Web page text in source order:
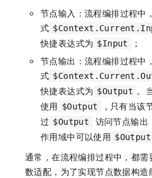
节点输入：流程编排过程中
式
快捷表达式为 $Input
；
节点输出：流程编排过程中
式
快捷表达式为 $Output 。
使用 $Output
，只有当该
过 $Output 访问节点输出
作用域中可以使用 $Output
通常，在流程编排过程中，都
数适配，为了实现节点数据构